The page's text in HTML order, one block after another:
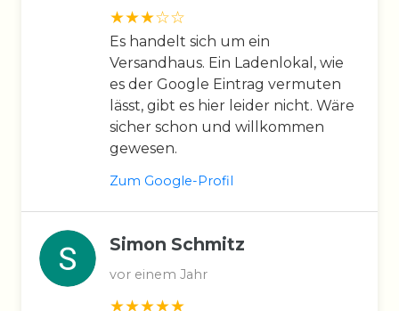
Es handelt sich um ein
Versandhaus. Ein Ladenlokal, wie
es der Google Eintrag vermuten
lässt, gibt es hier leider nicht. Wäre
sicher schon und willkommen
gewesen.
Zum Google-Profil
Simon Schmitz
vor einem Jahr